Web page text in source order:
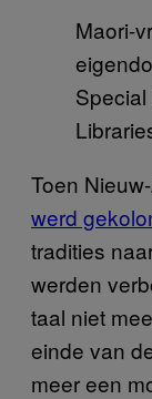
Maori-
Toen
werd
tradities
werden
taal niet
einde van
meer een